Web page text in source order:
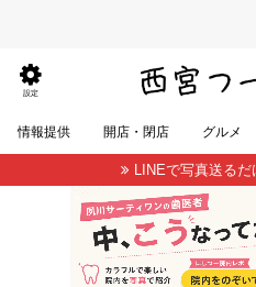
設定
情報提供 開店・閉店 グルメ
LINEで写真送る